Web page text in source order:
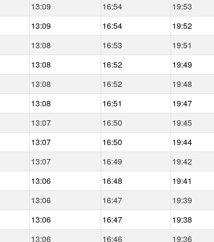
13:09 16:54 19:53
13:09 16:54 19:52
13:08 16:53 19:51
13:08 16:52 19:49
13:08 16:52 19:48
13:08 16:51 19:47
13:07 16:50 19:45
13:07 16:50 19:44
13:07 16:49 19:42
13:06 16:48 19:41
13:06 16:47 19:39
13:06 16:47 19:38
13:06 16:46 19:36